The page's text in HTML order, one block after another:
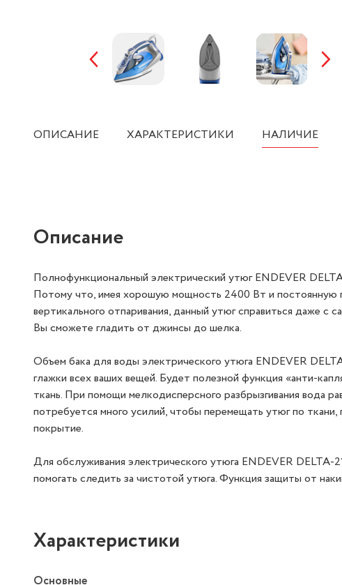
ОПИСАНИЕ ХАРАКТЕРИСТИКИ НАЛИЧИЕ
Описание
Полнофункциональный электрический утюг ENDEVER
Потому что, имея хорошую мощность 2400 Вт и постоянную
вертикального отпаривания, данный утюг справиться даже
Вы сможете гладить от джинсы до шелка.
Объем бака для воды электрического утюга ENDEVER
глажки всех ваших вещей. Будет полезной функция «анти-
ткань. При помощи мелкодисперсного разбрызгивания вода
потребуется много усилий, чтобы перемещать утюг по
покрытие.
Для обслуживания электрического утюга ENDEVER
помогать следить за чистотой утюга. Функция защиты от
Характеристики
Основные